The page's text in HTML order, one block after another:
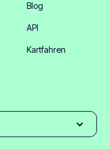
Blog
API
Kartfahren